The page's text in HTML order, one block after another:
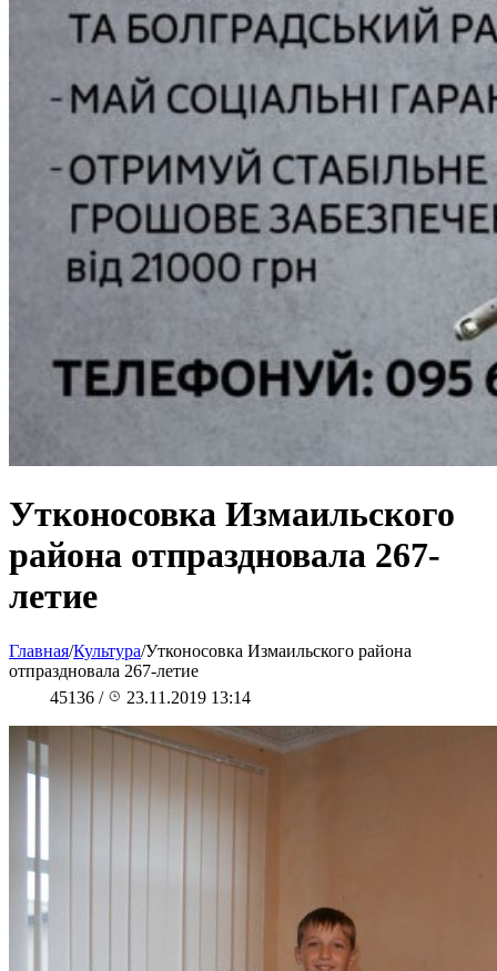
Утконосовка Измаильского
района отпраздновала 267-
летие
Главная/Культура/Утконосовка Измаильского района
отпраздновала 267-летие
45136 / 23.11.2019 13:14